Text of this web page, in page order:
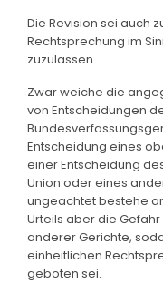
Die Revision sei auch
Rechtsprechung im
zuzulassen.
Zwar weiche die
von Entscheidungen
Entscheidung eines
einer Entscheidung
Union oder eines
ungeachtet bestehe
Urteils aber die
anderer Gerichte,
einheitlichen
geboten sei.